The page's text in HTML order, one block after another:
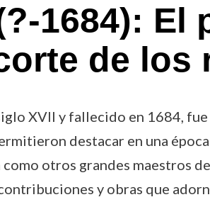
1684): El
de los
XVII y fallecido en 1684,
destacar en una
otros grandes maestros
y obras que